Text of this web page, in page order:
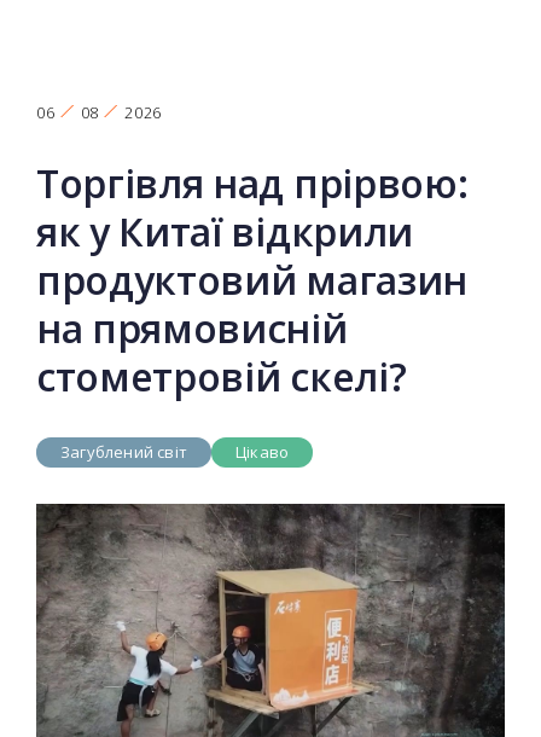
06 08 2026
Торгівля над прірвою:
як у Китаї відкрили
продуктовий магазин
на прямовисній
стометровій скелі?
Загублений світ Цікаво